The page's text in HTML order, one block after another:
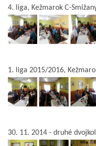
4. liga, Kežmarok C-
1. liga 2015/2016,
30. 11. 2014 - druhé